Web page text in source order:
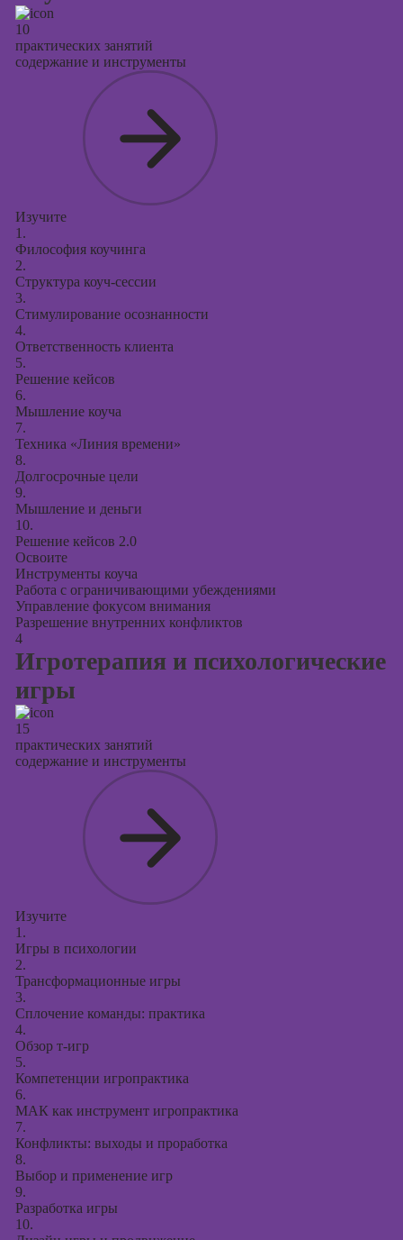
10
практических занятий
содержание и инструменты
Изучите
1.
Философия коучинга
2.
Структура коуч-сессии
3.
Стимулирование осознанности
4.
Ответственность клиента
5.
Решение кейсов
6.
Мышление коуча
7.
Техника «Линия времени»
8.
Долгосрочные цели
9.
Мышление и деньги
10.
Решение кейсов 2.0
Освоите
Инструменты коуча
Работа с ограничивающими убеждениями
Управление фокусом внимания
Разрешение внутренних конфликтов
4
Игротерапия и психологические
игры
15
практических занятий
содержание и инструменты
Изучите
1.
Игры в психологии
2.
Трансформационные игры
3.
Сплочение команды: практика
4.
Обзор т-игр
5.
Компетенции игропрактика
6.
МАК как инструмент игропрактика
7.
Конфликты: выходы и проработка
8.
Выбор и применение игр
9.
Разработка игры
10.